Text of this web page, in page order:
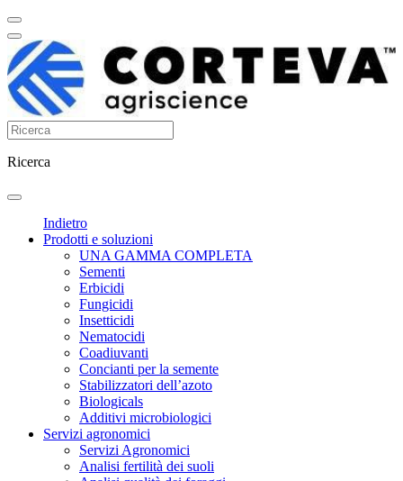
Ricerca
Indietro
Prodotti e soluzioni
UNA GAMMA COMPLETA
Sementi
Erbicidi
Fungicidi
Insetticidi
Nematocidi
Coadiuvanti
Concianti per la semente
Stabilizzatori dell’azoto
Biologicals
Additivi microbiologici
Servizi agronomici
Servizi Agronomici
Analisi fertilità dei suoli